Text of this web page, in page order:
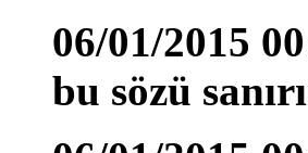
06/01/2015
bu sözü